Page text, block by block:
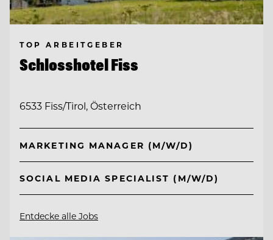
TOP ARBEITGEBER
Schlosshotel Fiss
6533 Fiss/Tirol, Österreich
MARKETING MANAGER (M/W/D)
SOCIAL MEDIA SPECIALIST (M/W/D)
Entdecke alle Jobs